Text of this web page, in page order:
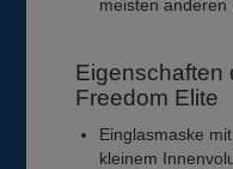
meisten
Eigenschaften
Freedom Elite
Einglasmaske
kleinem